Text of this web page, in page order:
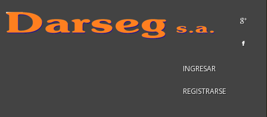
INGRESAR
REGISTRARSE